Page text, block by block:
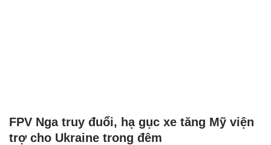
FPV Nga truy đuổi, hạ gục xe tăng Mỹ viện
trợ cho Ukraine trong đêm